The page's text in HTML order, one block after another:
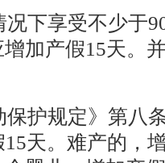
下享受不少于
加产假15天。
保护规定》第八
天。难产的，